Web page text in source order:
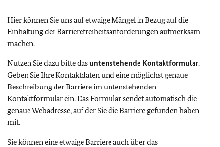
Hier können Sie uns auf etwaige Mängel in Bezug auf die
Einhaltung der Barrierefreiheitsanforderungen aufmerksam
machen.
Nutzen Sie dazu bitte das untenstehende Kontaktformular.
Geben Sie Ihre Kontaktdaten und eine möglichst genaue
Beschreibung der Barriere im untenstehenden
Kontaktformular ein. Das Formular sendet automatisch die
genaue Webadresse, auf der Sie die Barriere gefunden haben
mit.
Sie können eine etwaige Barriere auch über das